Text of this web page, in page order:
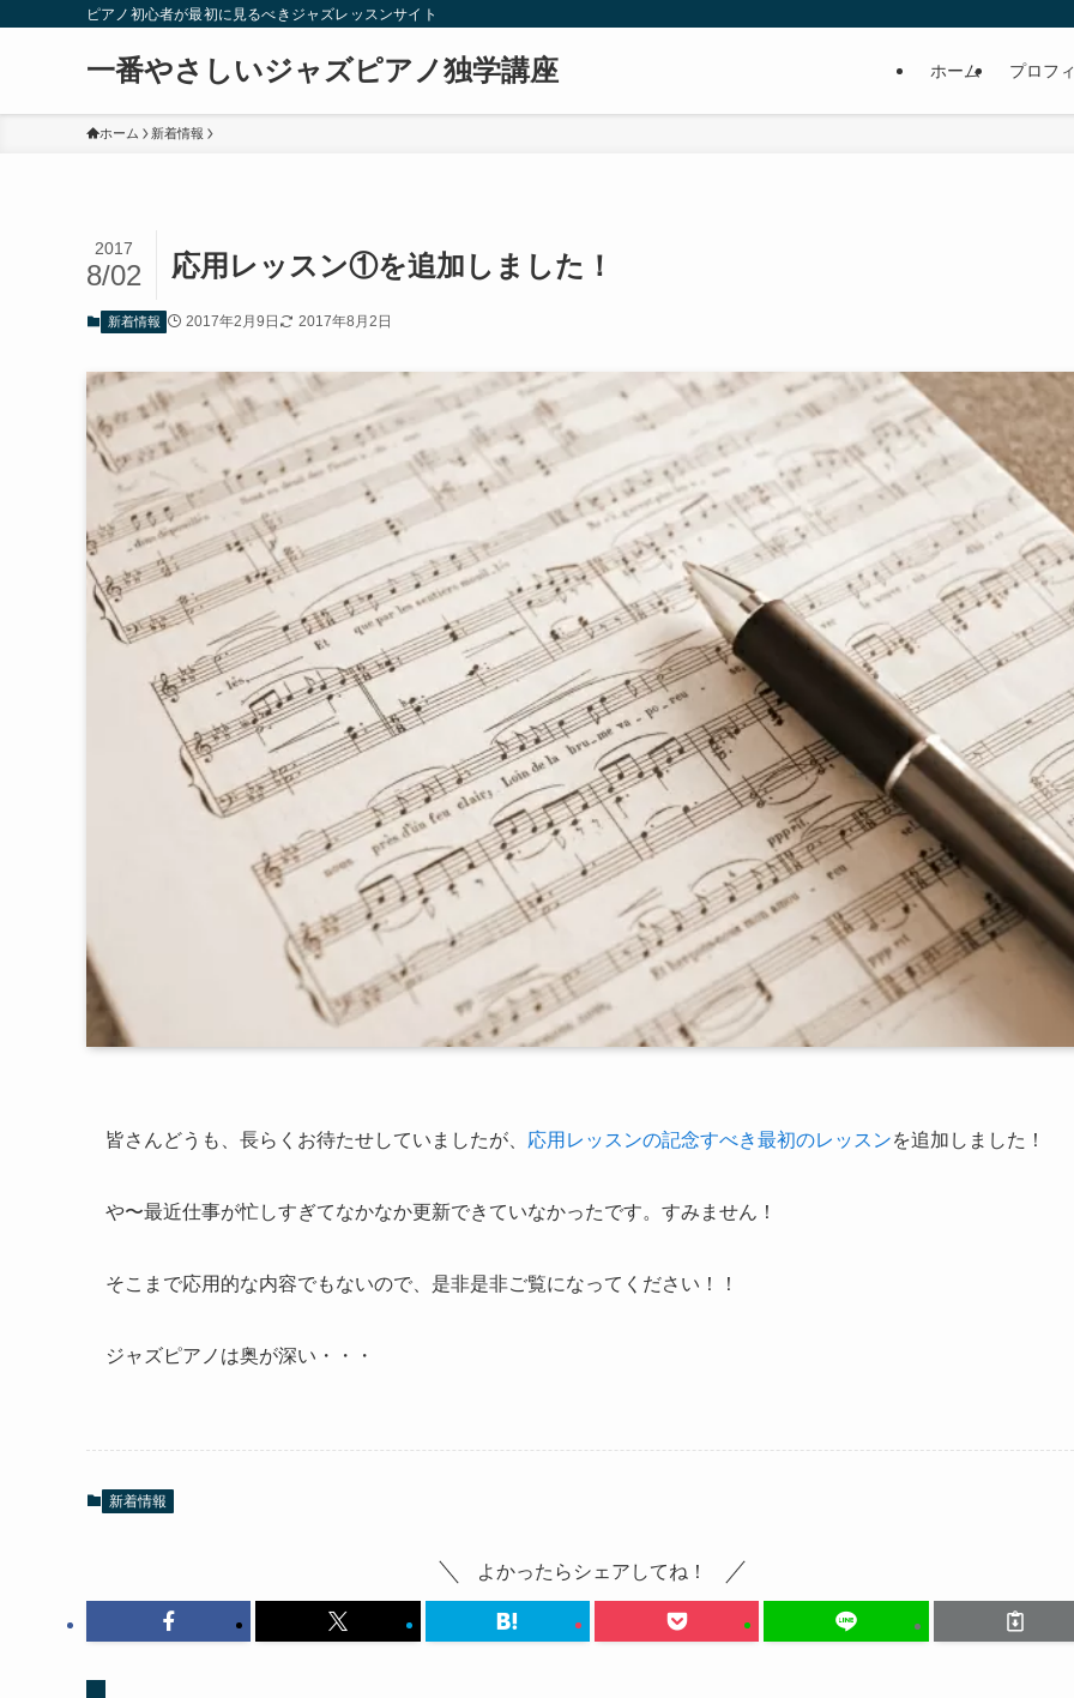
ピアノ初心者が最初に見るべきジャズレッスンサイト
一番やさしいジャズピアノ独学講座 ホーム プロフ
ホーム 新着情報
応用レッスン①を追加しました！
2017
8/02
新着情報 2017年2月9日 2017年8月2日
皆さんどうも、長らくお待たせしていましたが、 応用レッスンの記念すべき最初のレッスンを追加しました！
や〜最近仕事が忙しすぎてなかなか更新できていなかったです。すみません！
そこまで応用的な内容でもないので、是非是非ご覧になってください！！
ジャズピアノは奥が深い・・・
新着情報
よかったらシェアしてね！